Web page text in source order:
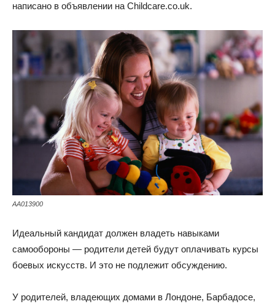
написано в объявлении на Childcare.co.uk.
AA013900
Идеальный кандидат должен владеть навыками
самообороны — родители детей будут оплачивать курсы
боевых искусств. И это не подлежит обсуждению.
У родителей, владеющих домами в Лондоне, Барбадосе,